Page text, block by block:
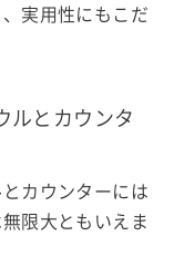
実用性にもこだ
ルとカウンタ
カウンターには
限大ともいえま